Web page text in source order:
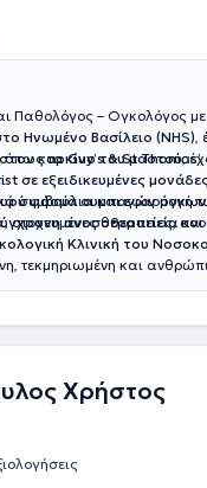
Παθολόγος – Ογκολόγος
Ηνωμένο Βασίλειο (NHS),
όπως ταGuy’s & St
.
στον καρκίνο του μαστού,
σε εξειδικευμένες
συμβούλια και εφαρμογή
στοχευμένες θεραπείες,
φάσμα συμπαγών όγκων
ανοσοθεραπεία
Κλινική του
τεκμηριωμένη και
Χρήστος